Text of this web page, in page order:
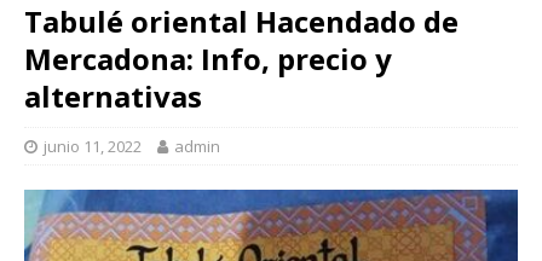
Tabulé oriental Hacendado de
Mercadona: Info, precio y
alternativas
junio 11, 2022 admin